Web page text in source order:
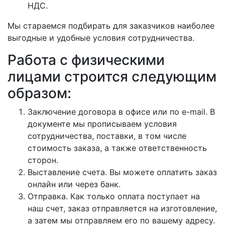
НДС.
Мы стараемся подбирать для заказчиков наиболее
выгодные и удобные условия сотрудничества.
Работа с физическими
лицами строится следующим
образом:
Заключение договора в офисе или по e-mail. В
документе мы прописываем условия
сотрудничества, поставки, в том числе
стоимость заказа, а также ответственность
сторон.
Выставление счета. Вы можете оплатить заказ
онлайн или через банк.
Отправка. Как только оплата поступает на
наш счет, заказ отправляется на изготовление,
а затем мы отправляем его по вашему адресу.